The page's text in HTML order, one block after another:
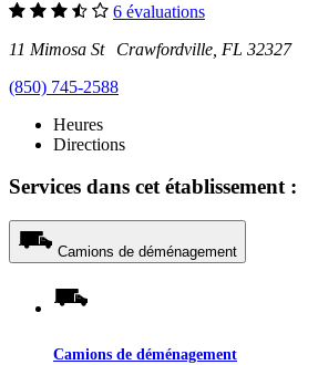
6 évaluations
11 Mimosa St Crawfordville, FL 32327
(850) 745-2588
Heures
Directions
Services dans cet établissement :
Camions de déménagement
Camions de déménagement